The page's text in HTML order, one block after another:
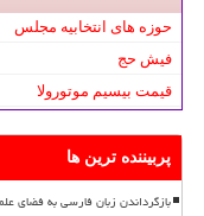
حوزه های انتخابیه مجلس
فیش حج
قیمت بیسیم موتورولا
پربیننده ترین ها
بازگرداندن زبان فارسی به فضای